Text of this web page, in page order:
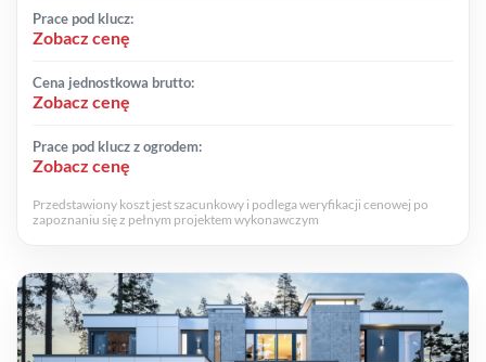
Prace pod klucz:
Zobacz cenę
Cena jednostkowa brutto:
Zobacz cenę
Prace pod klucz z ogrodem:
Zobacz cenę
Przedstawiony koszt jest szacunkowy i podlega weryfikacji cenowej po
zapoznaniu się z pełnym projektem wykonawczym